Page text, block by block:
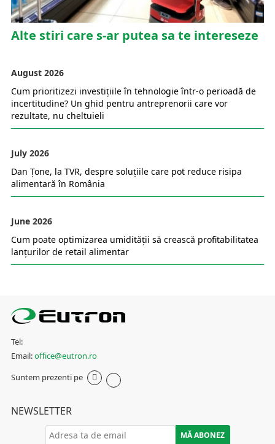
Alte stiri care s-ar putea sa te intereseze
August 2026
Cum prioritizezi investițiile în tehnologie într-o perioadă de
incertitudine? Un ghid pentru antreprenorii care vor
rezultate, nu cheltuieli
July 2026
Dan Țone, la TVR, despre soluțiile care pot reduce risipa
alimentară în România
June 2026
Cum poate optimizarea umidității să crească profitabilitatea
lanțurilor de retail alimentar
Tel:
Email:office@eutron.ro
Suntem prezenti pe
NEWSLETTER